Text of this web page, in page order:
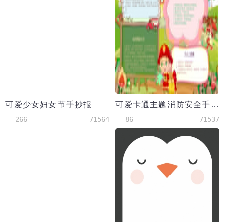
可爱少女妇女节手抄报
266 71564
可爱卡通主题消防安全手抄报
86 71537